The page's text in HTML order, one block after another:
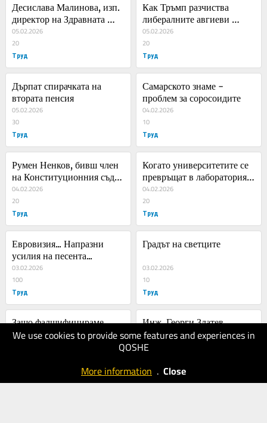
We use cookies to provide some features and experiences in
QOSHE
More information . Close
Десислава Малинова, изп.
директор на Здравната
инвестиционна компания:
Готови сме с поръчката за
проектиране на детската
болница
05.02.2026
20
Труд
Как Тръмп разчиства
либералните авгиеви
обори в Минесота
05.02.2026
20
Труд
Дърпат спирачката на
втората пенсия
05.02.2026
30
Труд
Самарското знаме -
проблем за соросоидите
04.02.2026
10
Труд
Румен Ненков, бивш член
на Конституционния съд:
Не трябва да има въобще
служебно правителство
04.02.2026
20
Труд
Когато университетите се
превръщат в лаборатория
за идеологии: Тръмп срещу
„woke“
04.02.2026
20
Труд
Евровизия... Напразни
усилия на песента...
03.02.2026
100
Труд
Градът на светците
03.02.2026
10
Труд
Защо фалшифицираме
миналото си?
Инж. Георги Златев,
основател на Мото
академия: Мотоциклетите
егото на моториста може
да е фатално
03.02.2026
Труд